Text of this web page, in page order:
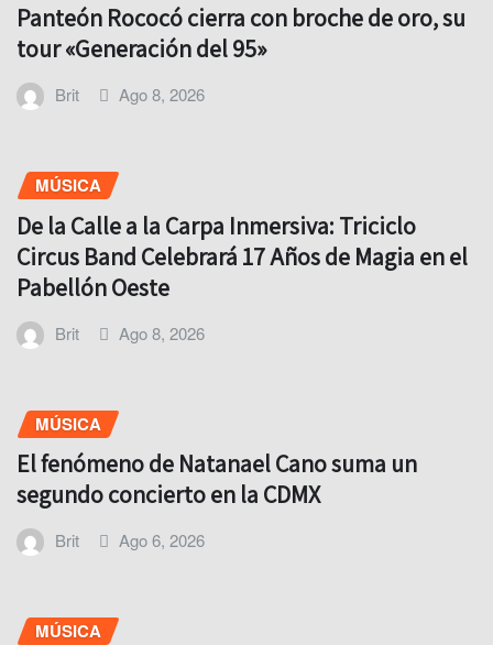
Panteón Rococó cierra con broche de oro, su
tour «Generación del 95»
Brit Ago 8, 2026
MÚSICA
De la Calle a la Carpa Inmersiva: Triciclo
Circus Band Celebrará 17 Años de Magia en el
Pabellón Oeste
Brit Ago 8, 2026
MÚSICA
El fenómeno de Natanael Cano suma un
segundo concierto en la CDMX
Brit Ago 6, 2026
MÚSICA